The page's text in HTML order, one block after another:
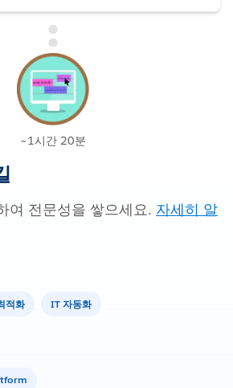
~1시간 20분
여 전문성을 쌓으세요. 자세히 알
적화 IT 자동화